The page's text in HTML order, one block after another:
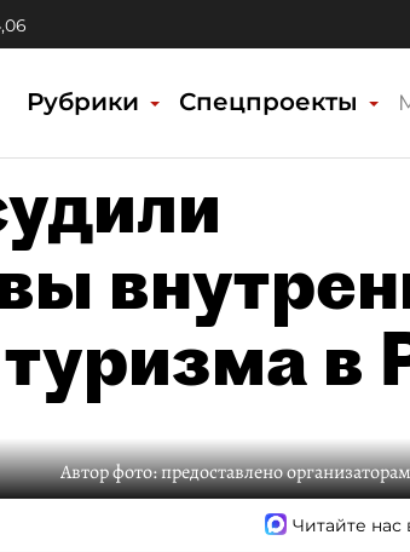
Рубрики Спецпроекты
в
Автор фото:предоставлено
Читайте